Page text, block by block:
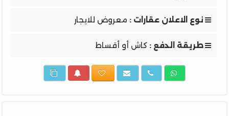
نوع الاعلان عقارات : معروض للايجار
طريقة الدفع : كاش أو أقساط